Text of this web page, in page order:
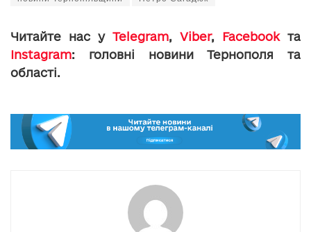
Читайте нас у Telegram, Viber, Facebookта
Instagram: головні новини Тернополя та
області.